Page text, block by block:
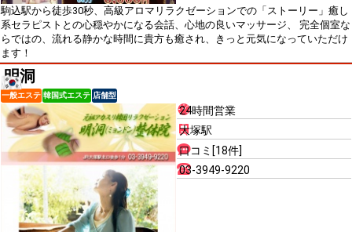
駒込駅から徒歩30秒、高級アロマリラクゼーションでの「ストーリー」癒し
系セラピストとの心穏やかになる会話、心地の良いマッサージ、 完全個室な
らではの、流れる静かな時間に貴方も癒され、きっと元気になっていただけ
ます！
明洞
一般エステ 韓国式エステ 店舗型
24時間営業
大塚駅
口コミ[18件]
03-3949-9220